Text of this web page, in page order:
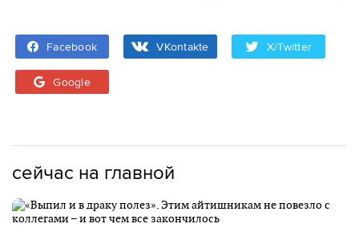
Facebook VKontakte X/Twitter
Google
сейчас на главной